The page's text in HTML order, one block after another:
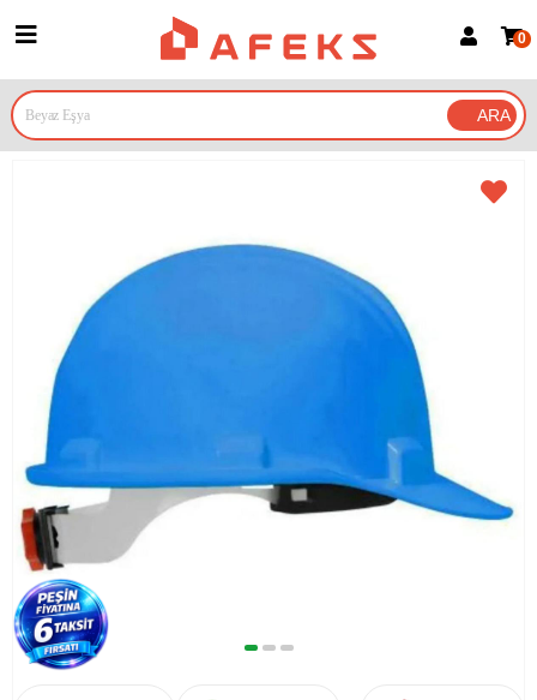
Google İle Bağlan
0